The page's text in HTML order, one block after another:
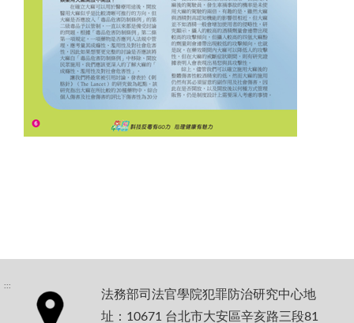
:::
法務部司法官學院犯罪防治研究中心地
址：10671 台北市大安區辛亥路三段81